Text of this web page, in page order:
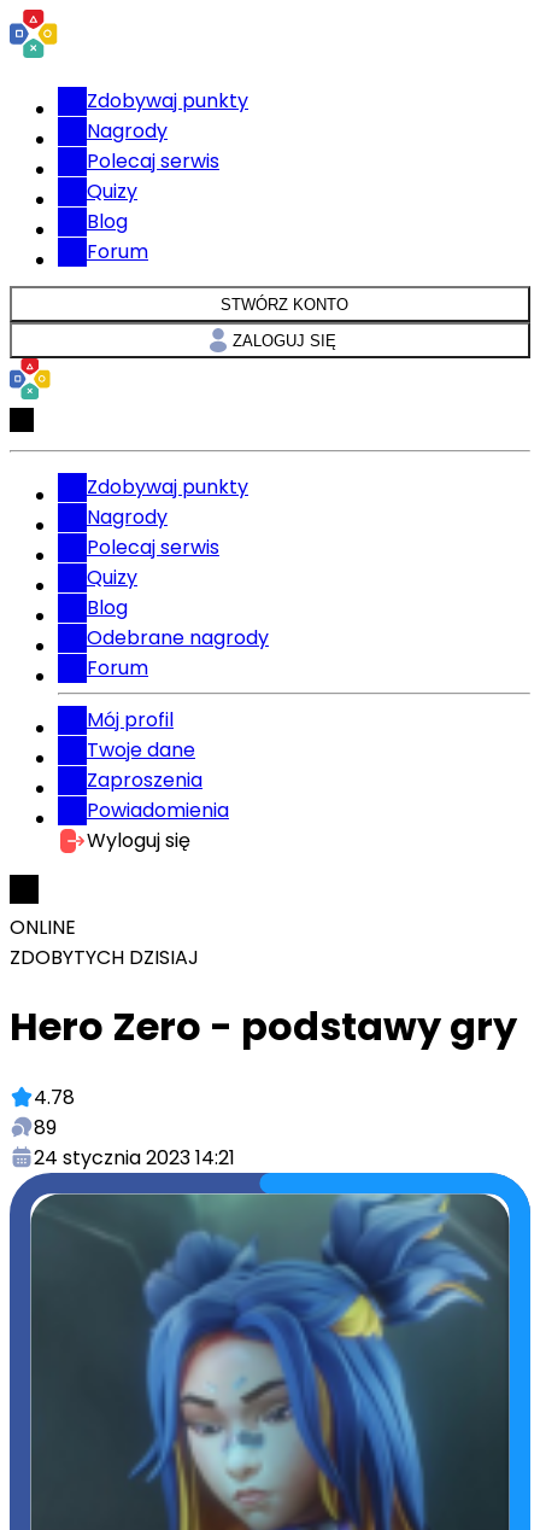
Zdobywaj punkty
Nagrody
Polecaj serwis
Quizy
Blog
Forum
STWÓRZ KONTO
ZALOGUJ SIĘ
Zdobywaj punkty
Nagrody
Polecaj serwis
Quizy
Blog
Odebrane nagrody
Forum
Mój profil
Twoje dane
Zaproszenia
Powiadomienia
Wyloguj się
ONLINE
ZDOBYTYCH DZISIAJ
Hero Zero - podstawy gry
4.78
89
24 stycznia 2023 14:21